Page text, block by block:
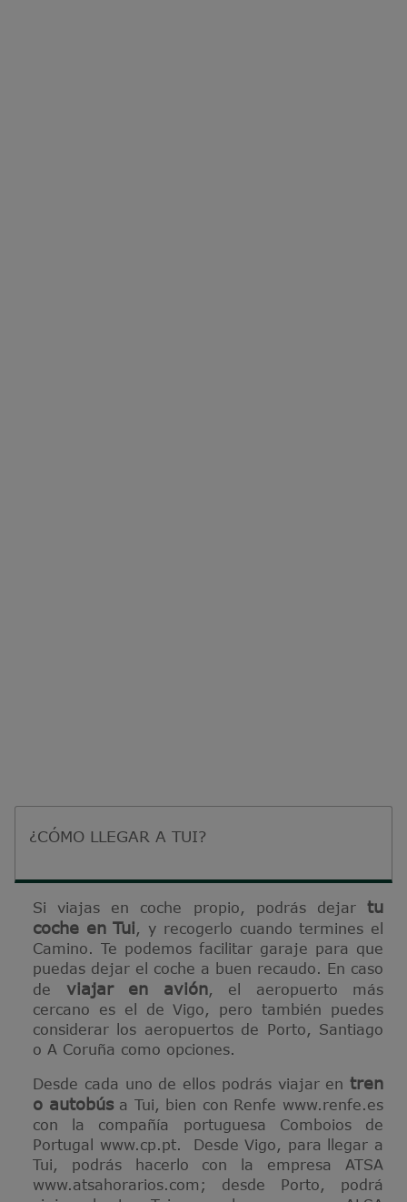
¿CÓMO LLEGAR A TUI?
Si viajas en coche propio, podrás dejartu
coche en Tui, y recogerlo cuando termines el
Camino. Te podemos facilitar garaje para que
puedas dejar el coche a buen recaudo. En caso
de
viajar en avión, el aeropuerto más
cercano es el de Vigo, pero también puedes
considerar los aeropuertos de Porto, Santiago
o A Coruña como opciones.
Desde cada uno de ellos podrás viajar en tren
o autobúsa Tui, bien con Renfe www.renfe.es
con la compañía portuguesa Comboios de
Portugal www.cp.pt. Desde Vigo, para llegar a
Tui, podrás hacerlo con la empresa ATSA
www.atsahorarios.com; desde Porto, podrá